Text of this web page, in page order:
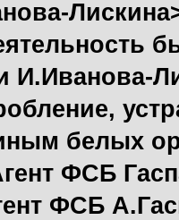
И.Иванова-
белых
ФСБ
ФСБ